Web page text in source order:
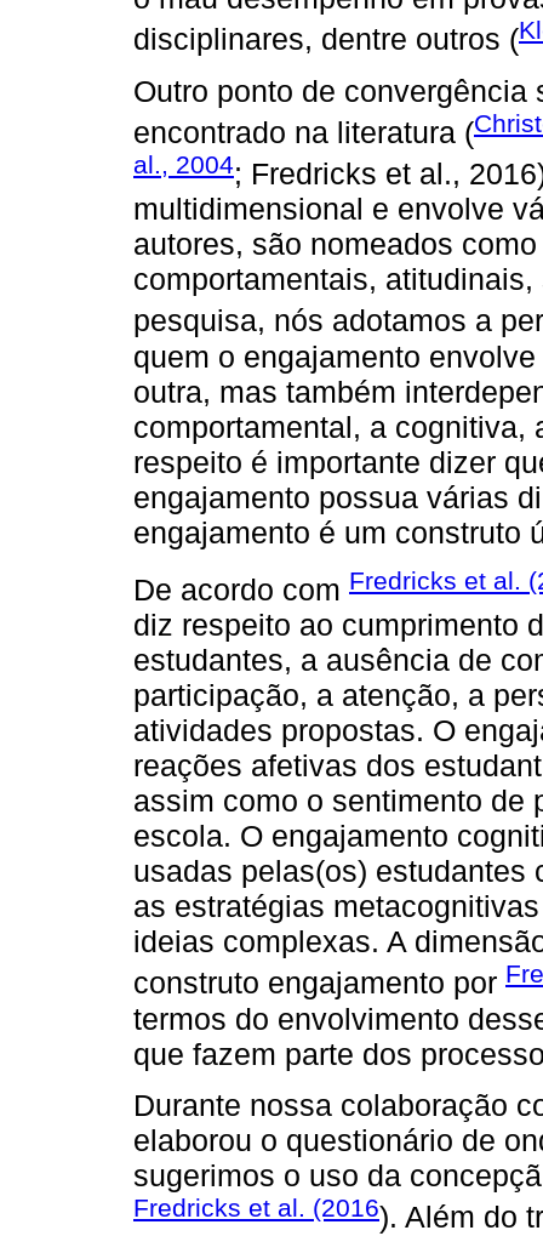
disciplinares, dentre outros (
Outro ponto de
encontrado na literatura (
al., 2004; Fredricks et al.,
multidimensional e envolve
autores, são nomeados
comportamentais,
pesquisa, nós adotamos a
quem o engajamento
outra, mas também
comportamental, a cognitiva,
respeito é importante dizer
engajamento possua várias
engajamento é um construto
De acordo com Fredricks et al.
diz respeito ao cumprimento
estudantes, a ausência de
participação, a atenção, a
atividades propostas. O
reações afetivas dos
assim como o sentimento de
escola. O engajamento
usadas pelas(os) estudantes
as estratégias
ideias complexas. A
construto engajamento por
termos do envolvimento
que fazem parte dos
Durante nossa colaboração
elaborou o questionário de
sugerimos o uso da
Fredricks et al. (2016). Além do